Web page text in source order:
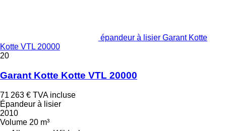
épandeur à lisier Garant Kotte
Kotte VTL 20000
20
Garant Kotte Kotte VTL 20000
71 263 € TVA incluse
Épandeur à lisier
2010
Volume 20 m³